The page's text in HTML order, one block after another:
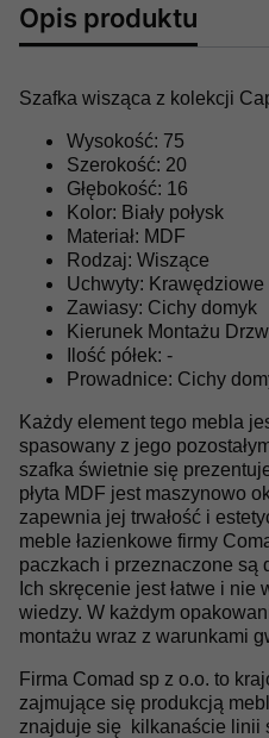
Opis produktu
Szafka wisząca z kolekcji
Wysokość: 75
Szerokość: 20
Głębokość: 16
Kolor: Biały połysk
Materiał: MDF
Rodzaj: Wiszące
Uchwyty: Krawędziowe
Zawiasy: Cichy domyk
Kierunek Montażu
Ilość półek: -
Prowadnice: Cichy
Każdy element tego mebla
spasowany z jego
szafka świetnie się
płyta MDF jest maszynowo
zapewnia jej trwałość i
meble łazienkowe firmy
paczkach i przeznaczone są
Ich skręcenie jest łatwe i
wiedzy. W każdym
montażu wraz z warunkami
Firma Comad sp z o.o. to
zajmujące się produkcją
znajduje się kilkanaście linii